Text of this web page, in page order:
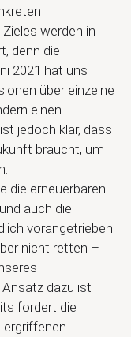
werden in
denn die
2021 hat uns
über einzelne
einen
jedoch klar, dass
braucht, um
die erneuerbaren
auch die
vorangetrieben
nicht retten –
dazu ist
fordert die
ergriffenen